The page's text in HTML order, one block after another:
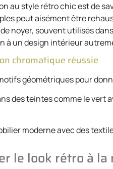
au style rétro chic est de
peut aisément être
noyer, souvent utilisés
à un design intérieur
chromatique réussie
géométriques pour
des teintes comme le
moderne avec des
le look rétro à la